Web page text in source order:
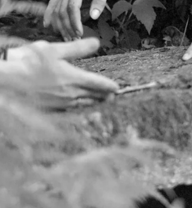
Schedule
a Class
The success of Yoga does not lie in the ability to
perform postures but in how it positively changes the
way we live our life and our relationships.